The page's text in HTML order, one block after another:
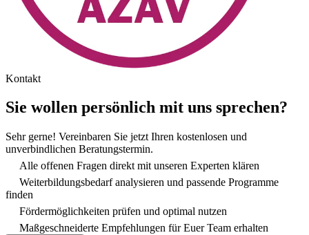
Kontakt
Sie wollen persönlich mit uns sprechen?
Sehr gerne! Vereinbaren Sie jetzt Ihren kostenlosen und
unverbindlichen Beratungstermin.
Alle offenen Fragen direkt mit unseren Experten klären
Weiterbildungsbedarf analysieren und passende Programme
finden
Fördermöglichkeiten prüfen und optimal nutzen
Maßgeschneiderte Empfehlungen für Euer Team erhalten